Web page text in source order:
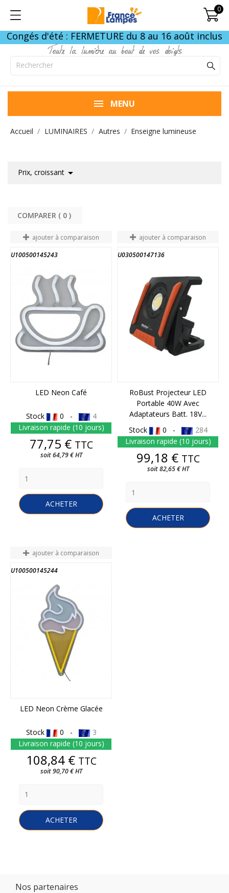
0
Congés d'été : FERMETURE du 8 au 16 août inclus
Toute la lumière au bout de vos doigts
MENU
Accueil LUMINAIRES Autres Enseigne lumineuse
Prix, croissant 
COMPARER ( 0
ajouter à comparaison
U100500145243
FIN DE STOCK
LED Neon Café
Stock 0 -
4
Livraison rapide (10 jours)
Prix
77,75 € TTC
soit 64,79 € HT
ACHETER
ajouter à comparaison
U030500147136
RoBust Projecteur LED
Portable 40W Avec
Adaptateurs Batt. 18V...
Stock
0 -
284
Livraison rapide (10 jours)
Prix
99,18 € TTC
soit 82,65 € HT
ACHETER
ajouter à comparaison
U100500145244
FIN DE STOCK
LED Neon Crème Glacée
Stock 0 -
3
Livraison rapide (10 jours)
Prix
108,84 € TTC
soit 90,70 € HT
ACHETER
Nos partenaires